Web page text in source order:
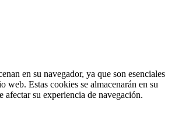
en su navegador, ya que son esenciales
Estas cookies se almacenarán en su
su experiencia de navegación.